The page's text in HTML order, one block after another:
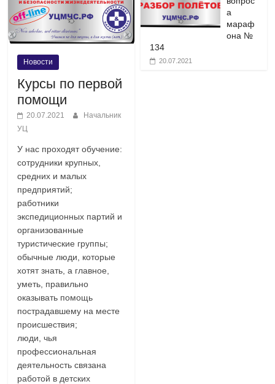
Новости
Курсы по первой
помощи
20.07.2021
Начальник
УЦ
У нас проходят обучение:
сотрудники крупных,
средних и малых
предприятий;
работники
экспедиционных партий и
организованные
туристические группы;
обычные люди, которые
хотят знать, а главное,
уметь, правильно
оказывать помощь
пострадавшему на месте
происшествия;
люди, чья
профессиональная
деятельность связана
работой в детских
а
мараф
она №
134
20.07.2021